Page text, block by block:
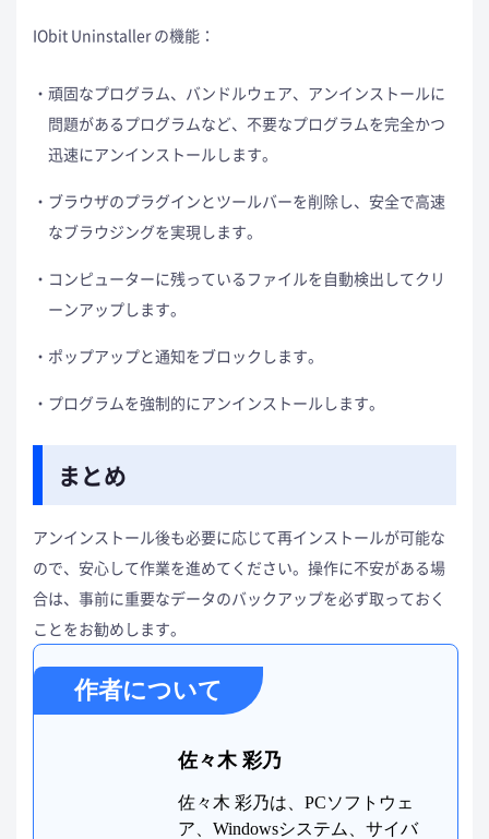
IObit Uninstaller の機能：
頑固なプログラム、バンドルウェア、アンインストールに
問題があるプログラムなど、不要なプログラムを完全かつ
迅速にアンインストールします。
ブラウザのプラグインとツールバーを削除し、安全で高速
なブラウジングを実現します。
コンピューターに残っているファイルを自動検出してクリ
ーンアップします。
ポップアップと通知をブロックします。
プログラムを強制的にアンインストールします。
まとめ
アンインストール後も必要に応じて再インストールが可能な
ので、安心して作業を進めてください。操作に不安がある場
合は、事前に重要なデータのバックアップを必ず取っておく
ことをお勧めします。
作者について
佐々木 彩乃
佐々木 彩乃は、PCソフトウェ
ア、Windowsシステム、サイバ